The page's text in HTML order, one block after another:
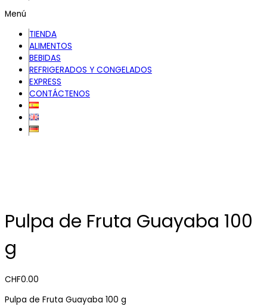
Menú
TIENDA
ALIMENTOS
BEBIDAS
REFRIGERADOS Y CONGELADOS
EXPRESS
CONTÁCTENOS
Pulpa de Fruta Guayaba 100
g
CHF0.00
Pulpa de Fruta Guayaba 100 g